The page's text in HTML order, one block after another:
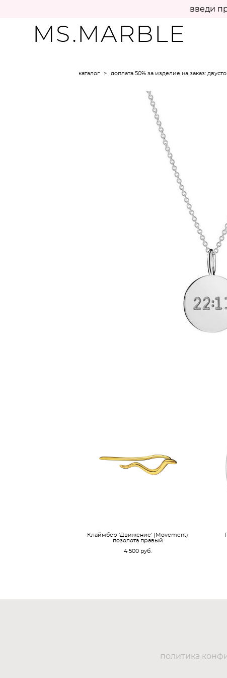
введи
MS.MARBLE
каталог > доплата 50% за изделие на заказ:
Клаймбер 'Движение' (Movement)
позолота правый
4 500 pуб.
политика